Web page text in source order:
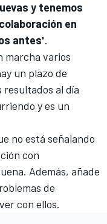
y tenemos
en
antes".
marcha varios
un plazo de
resultados al día
y es un
no está señalando
con
Además, añade
de
con ellos.